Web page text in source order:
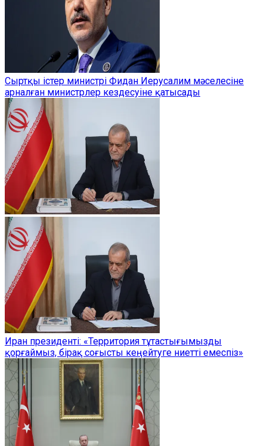
Сыртқы істер министрі Фидан Иерусалим мәселесіне
арналған министрлер кездесуіне қатысады
Иран президенті: «Территория тұтастығымызды
қорғаймыз, бірақ соғысты кеңейтуге ниетті емеспіз»